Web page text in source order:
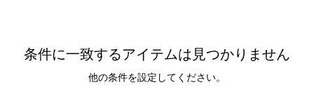
条件に一致するアイテムは見つかりません
他の条件を設定してください。